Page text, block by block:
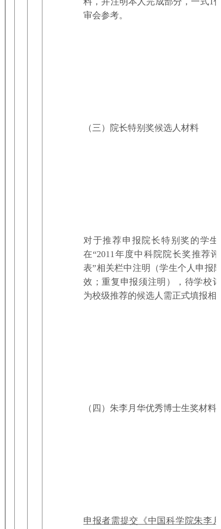
审会参考。
（三）院长特别奖候选人材料
对于推荐申报院长特别奖的学
在“2011年度中科院院长奖推荐
表”相关栏中注明（学生个人申报
效；重复申报须注明），待学校
为校级推荐的候选人需正式填报相
（四）朱李月华优秀博士生奖材料
申报者需提交《中国科学院朱李